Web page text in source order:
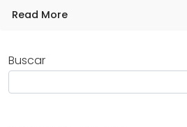
Read More
Buscar